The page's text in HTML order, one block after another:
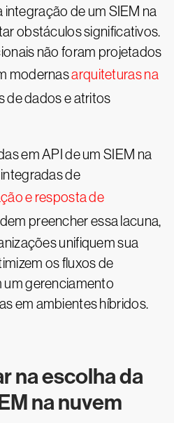
integração de um SIEM na
obstáculos significativos.
não foram projetados
modernasarquiteturas na
de dados e atritos
em API de um SIEM na
de
e resposta de
preencher essa lacuna,
unifiquem sua
os fluxos de
um gerenciamento
em ambientes híbridos.
na escolha da
na nuvem